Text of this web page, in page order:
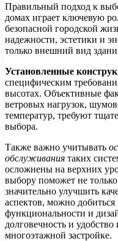
Правильный подход к
домах играет ключевую
безопасной городской
надежности, эстетики и
только внешний вид
Установленные
специфическим
высотах. Объективные
ветровых нагрузок,
температур, требуют
выбора.
Также важно учитывать
обслуживания таких
осложнены на верхних
выбору поможет не
значительно улучшить
аспектов, можно
функциональности и
долговечность и
многоэтажной застройке.